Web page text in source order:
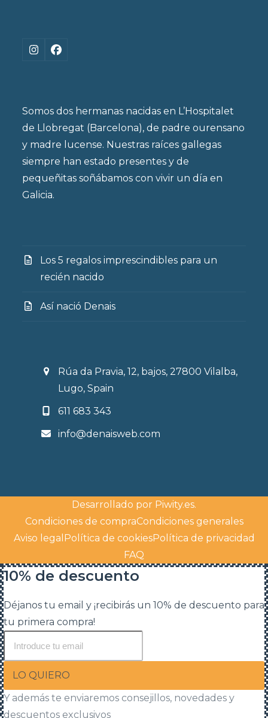
Instagram
Facebook
Somos dos hermanas nacidas en L’Hospitalet
de Llobregat (Barcelona), de padre ourensano
y madre lucense. Nuestras raíces gallegas
siempre han estado presentes y de
pequeñitas soñábamos con vivir un día en
Galicia.
Los 5 regalos imprescindibles para un
recién nacido
Así nació Denais
Rúa da Pravia, 12, bajos, 27800 Vilalba,
Lugo, Spain
611 683 343
info@denaisweb.com
Desarrollado por Piwity.es.
Condiciones de compraCondiciones generales
Aviso legal Política de cookiesPolítica de privacidad
FAQ
10% de descuento
Déjanos tu email y ¡recibirás un 10% de descuento para
tu primera compra!
LO QUIERO
Y además te enviaremos consejillos, novedades y
descuentos exclusivos